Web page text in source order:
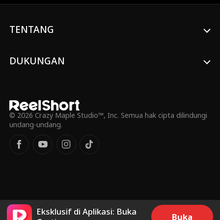
Maryana Dvorsk
Serangan Balik
Alexandra Shydlo
vska
Mario Silva John William DiCa
TENTANG
DUKUNGAN
© 2026 Crazy Maple Studio™, Inc. Semua hak cipta dilindungi
undang-undang.
Eksklusif di Aplikasi: Buka
Buka